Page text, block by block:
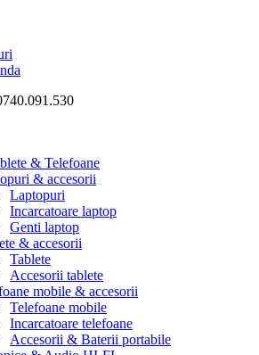
& Telefoane
& accesorii
Laptopuri
Incarcatoare laptop
Genti laptop
& accesorii
Tablete
Accesorii tablete
mobile & accesorii
Telefoane mobile
Incarcatoare telefoane
Accesorii & Baterii portabile